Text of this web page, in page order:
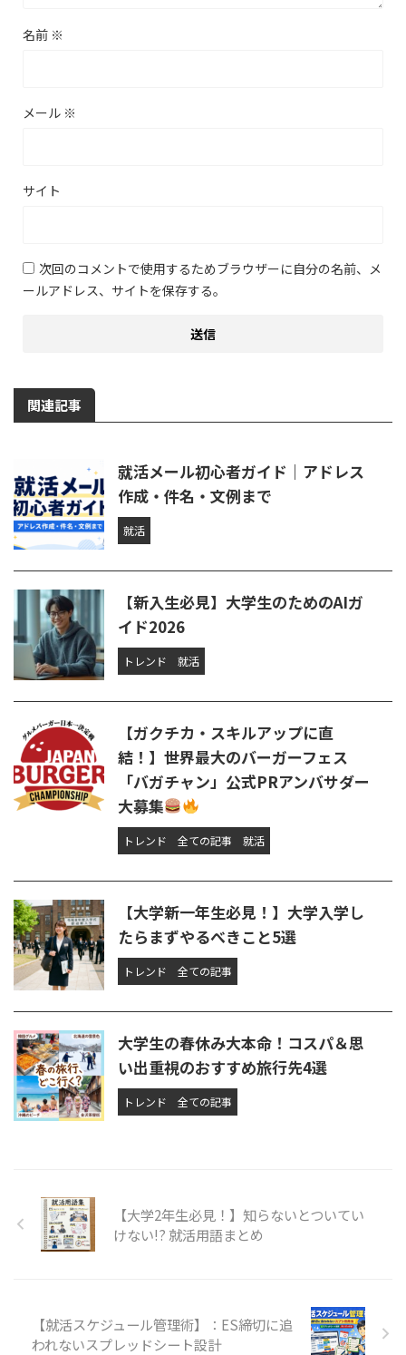
名前 ※
メール ※
サイト
次回のコメントで使用するためブラウザーに自分の名前、メ
ールアドレス、サイトを保存する。
関連記事
就活メール初心者ガイド｜アドレス
作成・件名・文例まで
就活
【新入生必見】大学生のためのAIガ
イド2026
トレンド 就活
【ガクチカ・スキルアップに直
結！】世界最大のバーガーフェス
「バガチャン」公式PRアンバサダー
大募集
トレンド 全ての記事 就活
【大学新一年生必見！】大学入学し
たらまずやるべきこと5選
トレンド 全ての記事
大学生の春休み大本命！コスパ＆思
い出重視のおすすめ旅行先4選
トレンド 全ての記事
【大学2年生必見！】知らないとついてい
けない!? 就活用語まとめ
【就活スケジュール管理術】：ES締切に追
われないスプレッドシート設計